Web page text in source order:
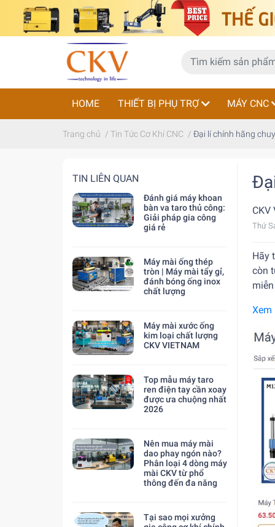
HOME THIẾT BỊ PHỤ TRỢ MÁY CNC
Trang chủ / Tin Tức Cơ Khí CNC / Đại lí chính hãng
TIN LIÊN QUAN
Đánh giá máy khoan
bàn va taro thủ công:
Giải pháp gia công
giá rẻ
Máy mài ống thép
tròn | Máy mài tẩy gỉ,
đánh bóng ống inox
chất lượng
Máy mài xước ống
kim loại chất lượng
CKV VIETNAM
Top mẫu máy taro
ren điện tay cần xoay
được ưa chuộng nhất
2026
Nên mua máy mài
dao phay ngón nào?
Phân loại 4 dòng máy
mài CKV từ phổ
thông đến đa năng
Tại sao mọi xưởng
CKV
Thứ
Hãy
còn
Xem